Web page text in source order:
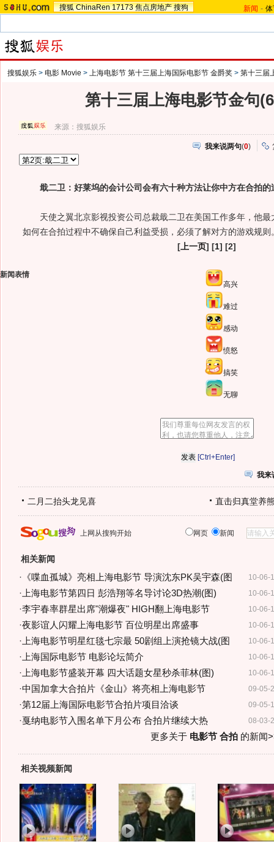
搜狐 ChinaRen 17173 焦点房地产 搜狗 新闻 -
搜狐娱乐 > 电影 Movie > 上海电影节 第十三届上海国际电影节 金爵奖 > 第十三届
第十三届上海电影节金句
来源：搜狐娱乐
我来说两句(0)
戢二卫：好莱坞的会计公司会有六十种方法让你中方在合拍
天使之翼北京影视投资公司总裁戢二卫在美国工作多年，他最
如何在合拍过程中不确保自己利益受损，必须了解对方的游戏规则
[ 上一页] [1] [2]
新闻表情
高兴
难过
感动
愤怒
搞笑
无聊
[Ctrl+Enter]
我来
二月二抬头龙见喜 直击归真堂养
上网从搜狗开始 网页 新闻
相关新闻
10-06-
· 《喋血孤城》亮相上海电影节 导演沈东PK吴宇森(图
10-06-
· 上海电影节第四日 彭浩翔等名导讨论3D热潮(图)
10-06-
·李宇春率群星出席"潮爆夜" HIGH翻上海电影节
10-06-
·夜影谊人闪耀上海电影节 百位明星出席盛事
10-06-
· 上海电影节明星红毯七宗最 50剧组上演抢镜大战(图
10-06-
· 上海国际电影节 电影论坛简介
10-06-
· 上海电影节盛装开幕 四大话题女星秒杀菲林(图)
09-05-
·中国加拿大合拍片《金山》将亮相上海电影节
09-05-
·第12届上海国际电影节合拍片项目洽谈
08-03-
·戛纳电影节入围名单下月公布 合拍片继续大热
更多关于 电影节 合拍的新闻
相关视频新闻